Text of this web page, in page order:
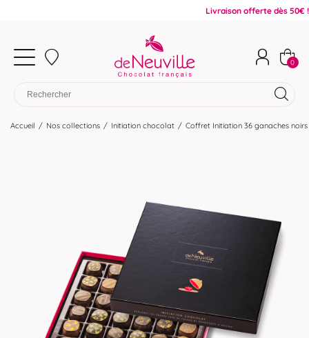
Livraison offerte dès 50€ !
0
Accueil / Nos collections / Initiation chocolat / Coffret Initiation 36 ganaches